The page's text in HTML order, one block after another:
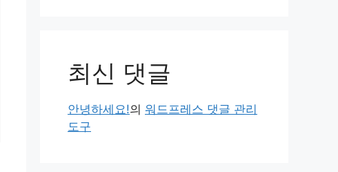
최신 댓글
안녕하세요!의 워드프레스 댓글 관리
도구